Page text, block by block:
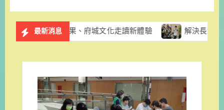
約 上
記
單
最新消息
採果、府城文化走讀新體驗 解決長輩換照資訊亂象